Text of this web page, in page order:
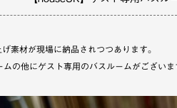
素材が現場に納品されつつあります。
の他にゲスト専用のバスルームがござい